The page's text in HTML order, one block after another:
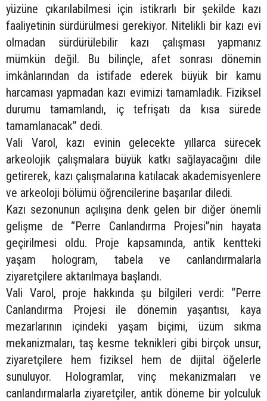
yüzüne çıkarılabilmesi için istikrarlı bir şekilde kazı
faaliyetinin sürdürülmesi gerekiyor. Nitelikli bir kazı evi
olmadan sürdürülebilir kazı çalışması yapmanız
mümkün değil. Bu bilinçle, afet sonrası dönemin
imkânlarından da istifade ederek büyük bir kamu
harcaması yapmadan kazı evimizi tamamladık. Fiziksel
durumu tamamlandı, iç tefrişatı da kısa sürede
tamamlanacak” dedi.
Vali Varol, kazı evinin gelecekte yıllarca sürecek
arkeolojik çalışmalara büyük katkı sağlayacağını dile
getirerek, kazı çalışmalarına katılacak akademisyenlere
ve arkeoloji bölümü öğrencilerine başarılar diledi.
Kazı sezonunun açılışına denk gelen bir diğer önemli
gelişme de “Perre Canlandırma Projesi”nin hayata
geçirilmesi oldu. Proje kapsamında, antik kentteki
yaşam hologram, tabela ve canlandırmalarla
ziyaretçilere aktarılmaya başlandı.
Vali Varol, proje hakkında şu bilgileri verdi: “Perre
Canlandırma Projesi ile dönemin yaşantısı, kaya
mezarlarının içindeki yaşam biçimi, üzüm sıkma
mekanizmaları, taş kesme teknikleri gibi birçok unsur,
ziyaretçilere hem fiziksel hem de dijital öğelerle
sunuluyor. Hologramlar, vinç mekanizmaları ve
canlandırmalarla ziyaretçiler, antik döneme bir yolculuk